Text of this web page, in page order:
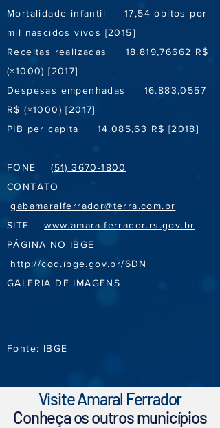
Mortalidade infantil 17,54 óbitos por
mil nascidos vivos [2015]
Receitas realizadas 18.819,76662 R$
(×1000) [2017]
Despesas empenhadas 16.883,0557
R$ (×1000) [2017]
PIB per capita 14.085,63 R$ [2018]
FONE(51) 3670-1800
CONTATO
gabamaralferrador@terra.com.br
SITEwww.amaralferrador.rs.gov.br
PÁGINA NO IBGE
http://cod.ibge.gov.br/6DN
GALERIA DE IMAGENS
Fonte: IBGE
VisiteAmaral Ferrador
Conheça os outros municípios